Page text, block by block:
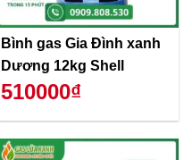
Bình gas Gia Đình xanh
Dương 12kg Shell
510000₫